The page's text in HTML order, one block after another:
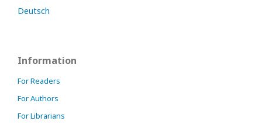
Deutsch
Information
For Readers
For Authors
For Librarians